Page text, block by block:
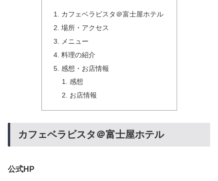
カフェベラビスタ＠富士屋ホテル
場所・アクセス
メニュー
料理の紹介
感想・お店情報
感想
お店情報
カフェベラビスタ＠富士屋ホテル
公式HP